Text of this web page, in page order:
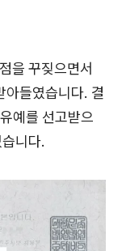
을 꾸짖으면서
아들였습니다. 결
예를 선고받으
니다.